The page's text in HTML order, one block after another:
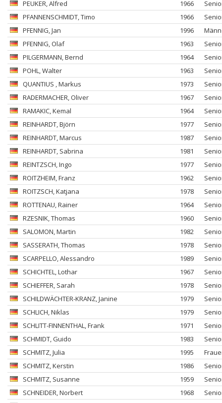
PEUKER, Alfred 1966
PFANNENSCHMIDT, Timo 1966
PFENNIG, Jan 1996
PFENNIG, Olaf 1963
PILGERMANN, Bernd 1964
POHL, Walter 1963
QUANTIUS , Markus 1973
RADERMACHER, Oliver 1967
RAMAKIC, Kemal 1964
REINHARDT, Björn 1977
REINHARDT, Marcus 1987
REINHARDT, Sabrina 1981
REINTZSCH, Ingo 1977
ROITZHEIM, Franz 1962
ROITZSCH, Katjana 1978
ROTTENAU, Rainer 1964
RZESNIK, Thomas 1960
SALOMON, Martin 1982
SASSERATH , Thomas 1978
SCARPELLO, Alessandro 1989
SCHICHTEL, Lothar 1967
SCHIEFFER, Sarah 1978
SCHILDWÄCHTER-KRANZ, Janine 1979
SCHLICH, Niklas 1979
SCHLITT-FINNENTHAL, Frank 1971
SCHMIDT, Guido 1983
SCHMITZ, Julia 1995
SCHMITZ, Kerstin 1986
SCHMITZ, Susanne 1959
SCHNEIDER, Norbert 1968